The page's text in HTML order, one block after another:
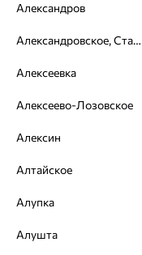
Плетение:
Металл:Серебро
Страна происхождения:
Доставка и оплата
Александров
Александровское, Ставропольский край
Алексеевка
Алексеево-Лозовское
Алексин
Алтайское
Алупка
Алушта